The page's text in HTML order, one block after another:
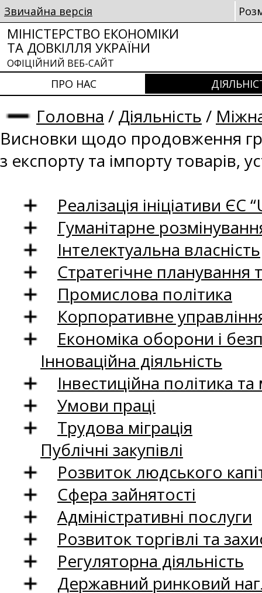
Звичайна версія
МІНІСТЕРСТВО ЕКОНОМІКИ
ТА ДОВКІЛЛЯ УКРАЇНИ
ОФІЦІЙНИЙ ВЕБ-САЙТ
ПРО НАС
Головна / Діяльність /
Висновки щодо продовження
з експорту та імпорту товарів,
Реалізація ініціативи ЄС
Гуманітарне
Інтелектуальна власність
Стратегічне
Промислова політика
Корпоративне
Економіка оборони і
Інноваційна діяльність
Інвестиційна політика
Умови праці
Трудова міграція
Публічні закупівлі
Розвиток людського
Сфера зайнятості
Адміністративні послуги
Розвиток торгівлі та
Регуляторна діяльність
Державний ринковий